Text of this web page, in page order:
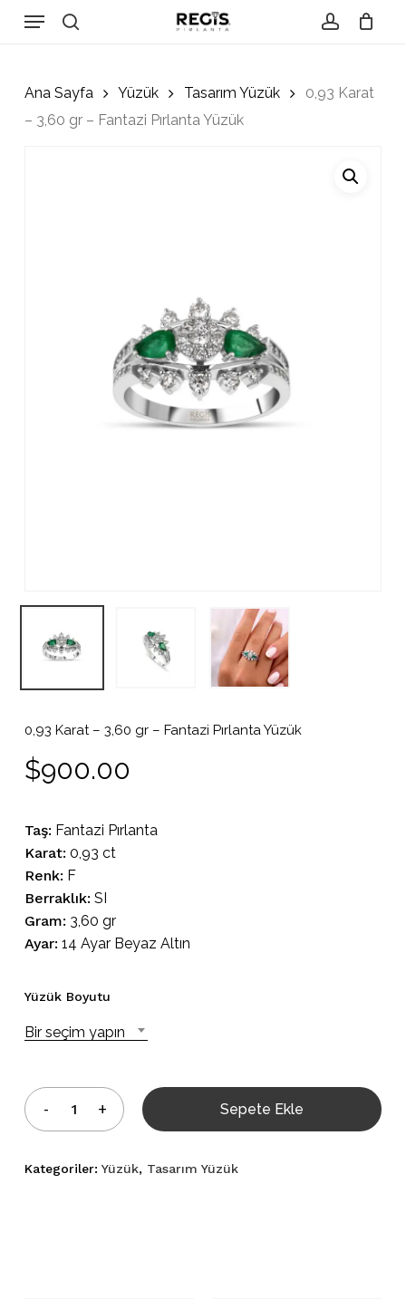
Menu
Ana Sayfa Yüzük Tasarım Yüzük
0,93 Karat
– 3,60 gr – Fantazi Pırlanta Yüzük
0,93 Karat – 3,60 gr – Fantazi Pırlanta Yüzük
$900.00
Taş: Fantazi Pırlanta
Karat: 0,93 ct
Renk: F
Berraklık: SI
Gram: 3,60 gr
Ayar: 14 Ayar Beyaz Altın
Yüzük Boyutu
Bir seçim yapın
Sepete Ekle
Kategoriler: Yüzük, Tasarım Yüzük